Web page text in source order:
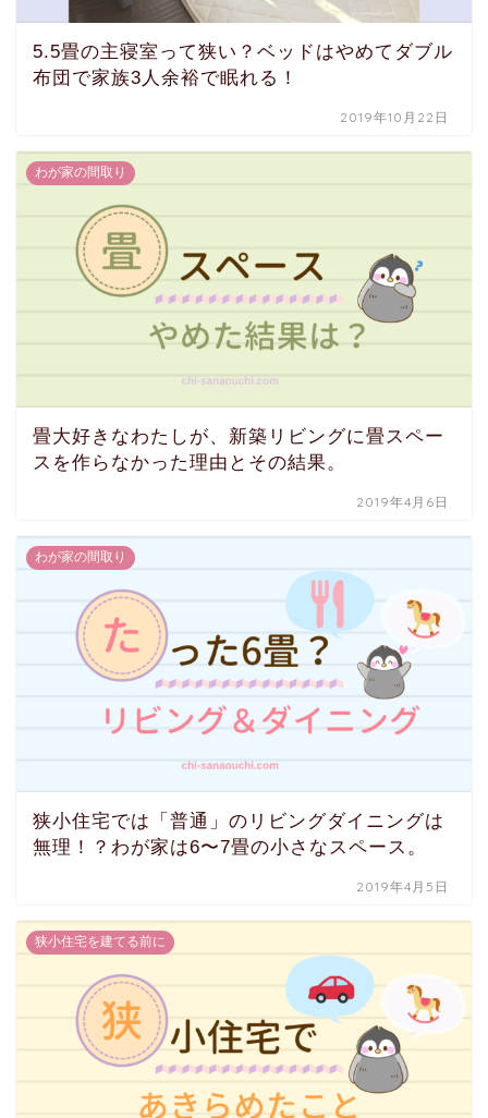
5.5畳の主寝室って狭い？ベッドはやめてダブル
布団で家族3人余裕で眠れる！
2019年10月22日
わが家の間取り
畳大好きなわたしが、新築リビングに畳スペー
スを作らなかった理由とその結果。
2019年4月6日
わが家の間取り
狭小住宅では「普通」のリビングダイニングは
無理！？わが家は6〜7畳の小さなスペース。
2019年4月5日
狭小住宅を建てる前に